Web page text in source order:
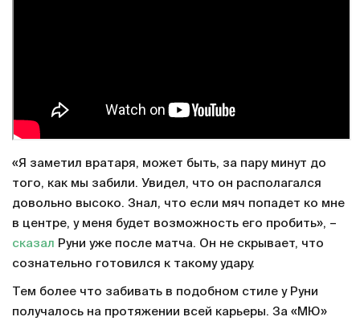
«Я заметил вратаря, может быть, за пару минут до
того, как мы забили. Увидел, что он располагался
довольно высоко. Знал, что если мяч попадет ко мне
в центре, у меня будет возможность его пробить», –
сказал Руни уже после матча. Он не скрывает, что
сознательно готовился к такому удару.
Тем более что забивать в подобном стиле у Руни
получалось на протяжении всей карьеры. За «МЮ»